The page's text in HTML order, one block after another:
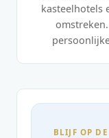
kasteelhotels
BLIJF OP